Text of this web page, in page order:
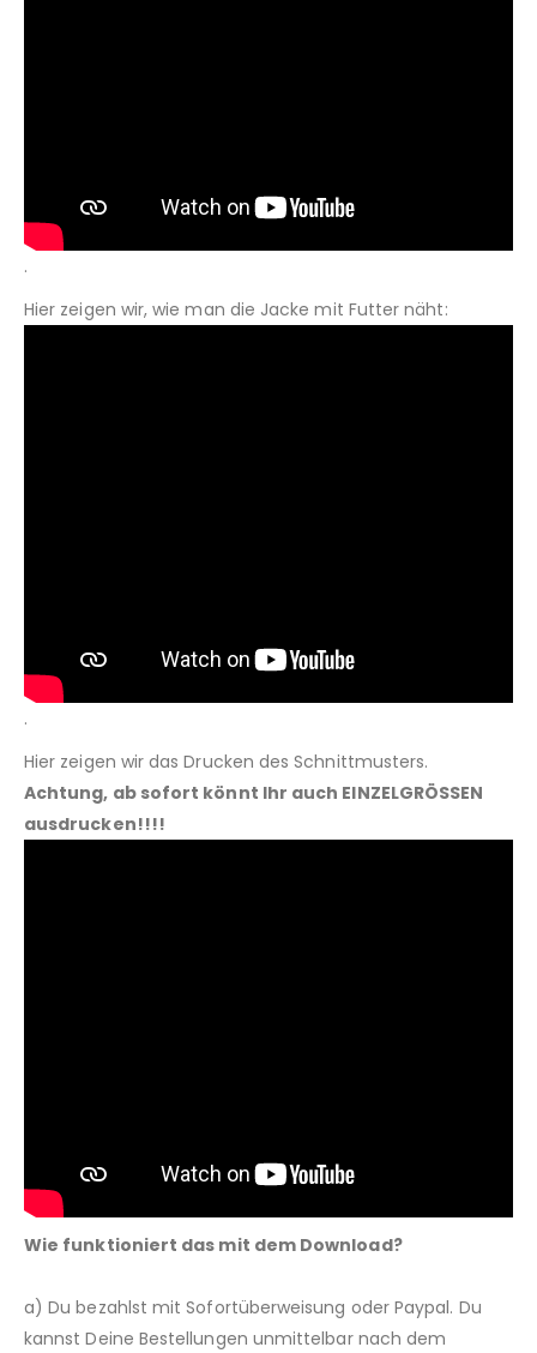
.
Hier zeigen wir, wie man die Jacke mit Futter näht:
.
Hier zeigen wir das Drucken des Schnittmusters.
Achtung, ab sofort könnt Ihr auch EINZELGRÖSSEN
ausdrucken!!!!
Wie funktioniert das mit dem Download?
a) Du bezahlst mit Sofortüberweisung oder Paypal. Du
kannst Deine Bestellungen unmittelbar nach dem